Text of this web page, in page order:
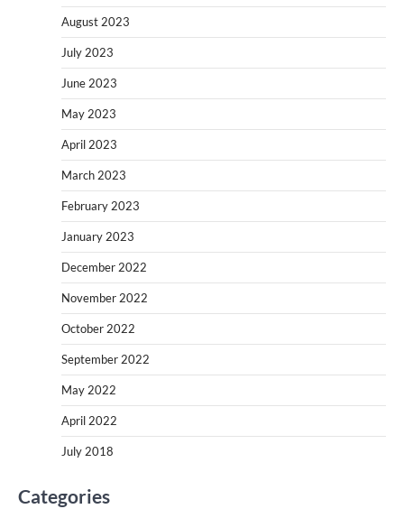
August 2023
July 2023
June 2023
May 2023
April 2023
March 2023
February 2023
January 2023
December 2022
November 2022
October 2022
September 2022
May 2022
April 2022
July 2018
Categories